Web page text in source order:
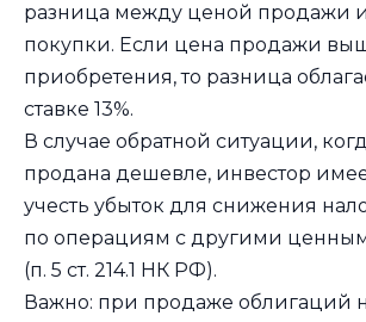
разница между ценой продажи
покупки. Если цена продажи
приобретения, то разница
ставке 13%.
В случае обратной ситуации,
продана дешевле, инвестор
учесть убыток для снижения
по операциям с другими
(п. 5 ст. 214.1 НК РФ).
Важно: при продаже облигаций